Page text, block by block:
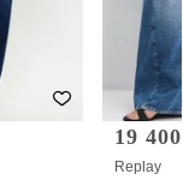
19
Replay